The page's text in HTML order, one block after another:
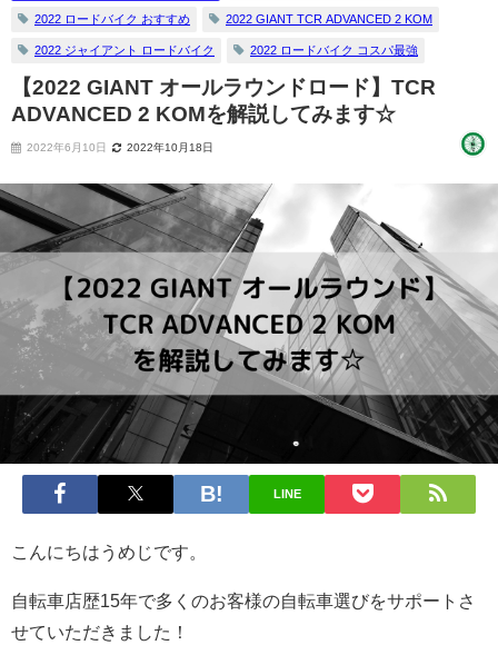
2022 ロードバイク おすすめ 2022 GIANT TCR ADVANCED 2 KOM
2022 ジャイアント ロードバイク 2022 ロードバイク コスパ最強
【2022 GIANT オールラウンドロード】TCR
ADVANCED 2 KOMを解説してみます☆
2022年6月10日 2022年10月18日
LINE
こんにちはうめじです。
自転車店歴15年で多くのお客様の自転車選びをサポートさ
せていただきました！